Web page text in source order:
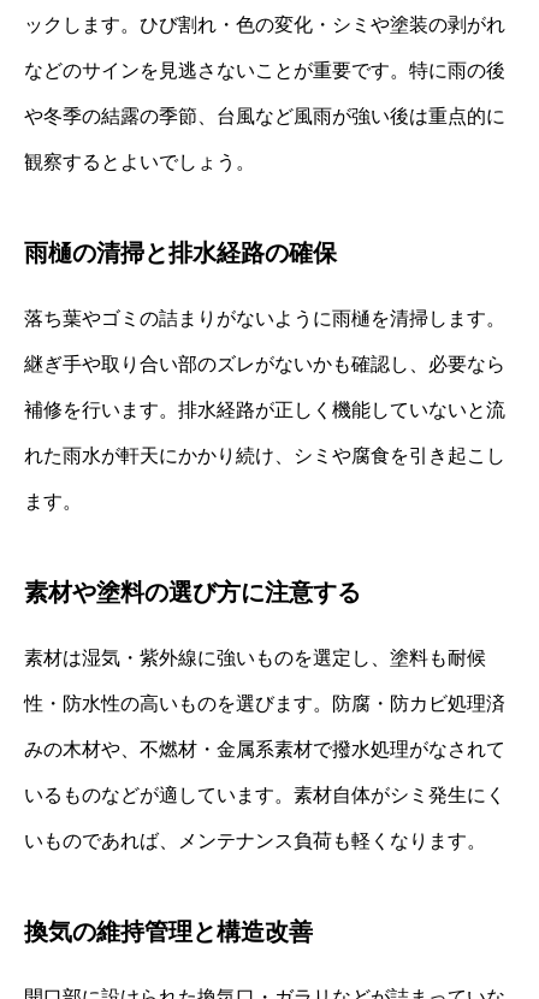
ックします。ひび割れ・色の変化・シミや塗装の剥がれ
などのサインを見逃さないことが重要です。特に雨の後
や冬季の結露の季節、台風など風雨が強い後は重点的に
観察するとよいでしょう。
雨樋の清掃と排水経路の確保
落ち葉やゴミの詰まりがないように雨樋を清掃します。
継ぎ手や取り合い部のズレがないかも確認し、必要なら
補修を行います。排水経路が正しく機能していないと流
れた雨水が軒天にかかり続け、シミや腐食を引き起こし
ます。
素材や塗料の選び方に注意する
素材は湿気・紫外線に強いものを選定し、塗料も耐候
性・防水性の高いものを選びます。防腐・防カビ処理済
みの木材や、不燃材・金属系素材で撥水処理がなされて
いるものなどが適しています。素材自体がシミ発生にく
いものであれば、メンテナンス負荷も軽くなります。
換気の維持管理と構造改善